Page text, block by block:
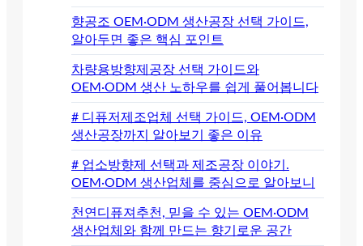
향공조 OEM·ODM 생산공장 선택 가이드,
알아두면 좋은 핵심 포인트
차량용방향제공장 선택 가이드와
OEM·ODM 생산 노하우를 쉽게 풀어봅니다
# 디퓨저제조업체 선택 가이드, OEM·ODM
생산공장까지 알아보기 좋은 이유
# 업소방향제 선택과 제조공장 이야기.
OEM·ODM 생산업체를 중심으로 알아보니
천연디퓨져추천, 믿을 수 있는 OEM·ODM
생산업체와 함께 만드는 향기로운 공간